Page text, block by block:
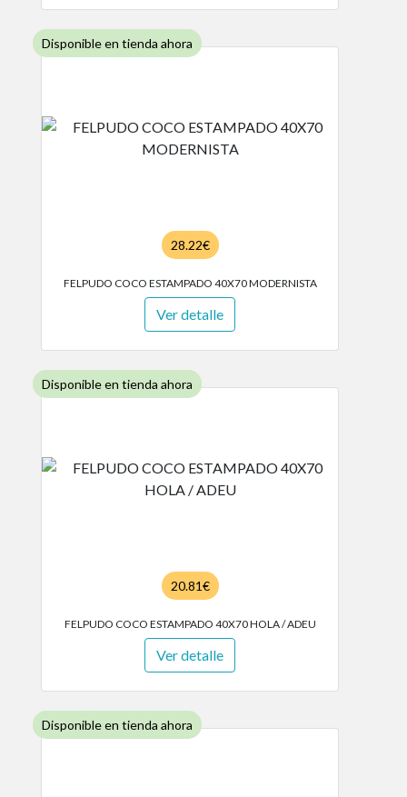
Disponible en tienda ahora
28.22€
FELPUDO COCO ESTAMPADO 40X70 MODERNISTA
Ver detalle
Disponible en tienda ahora
20.81€
FELPUDO COCO ESTAMPADO 40X70 HOLA / ADEU
Ver detalle
Disponible en tienda ahora